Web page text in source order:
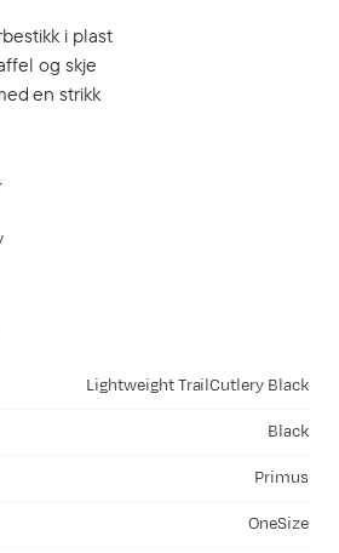
i plast
og skje
en strikk
Lightweight TrailCutlery Black
Black
Primus
OneSize